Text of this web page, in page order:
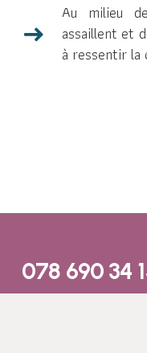
Au milieu
assaillent et
à ressentir la
078 690 34